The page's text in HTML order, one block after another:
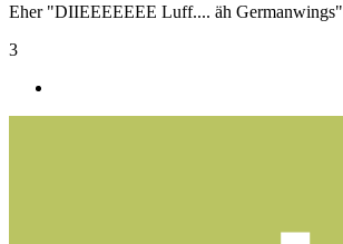
Eher "DIIEEEEEEE Luff.... äh Germanwings"
3